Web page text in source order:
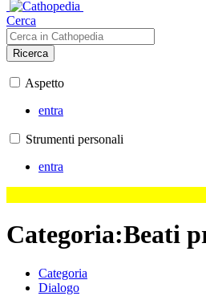
Cerca
Ricerca
Aspetto
entra
Strumenti personali
entra
Categoria:Beati
Categoria
Dialogo